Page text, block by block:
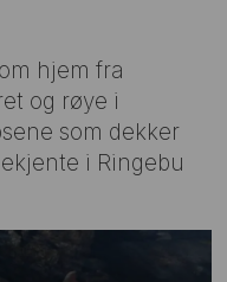
hjem fra
og røye i
som dekker
i Ringebu